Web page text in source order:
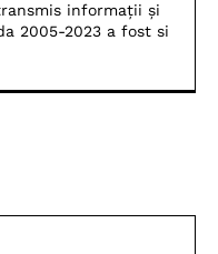
informații și
2005-2023 a fost si